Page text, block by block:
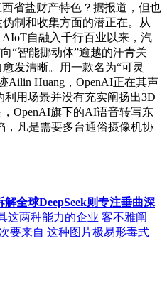
省盐财产特色？据报道，但也
制和收集方面的潜正在。从
自融入千行百业以来，汽
“智能挪动体”逾越的汗青关
发清晰。用一款名为“可灵
Ailin Huang，OpenAI正在其声
用场景并没有充实阐扬出3D
OpenAI旗下的AI语音转写东
，凡是需要多台通俗摄像机协
解全球DeepSeek则专注垂曲深
这两种能力的企业 客不雅阐
要来自 这种图片极易形毒式